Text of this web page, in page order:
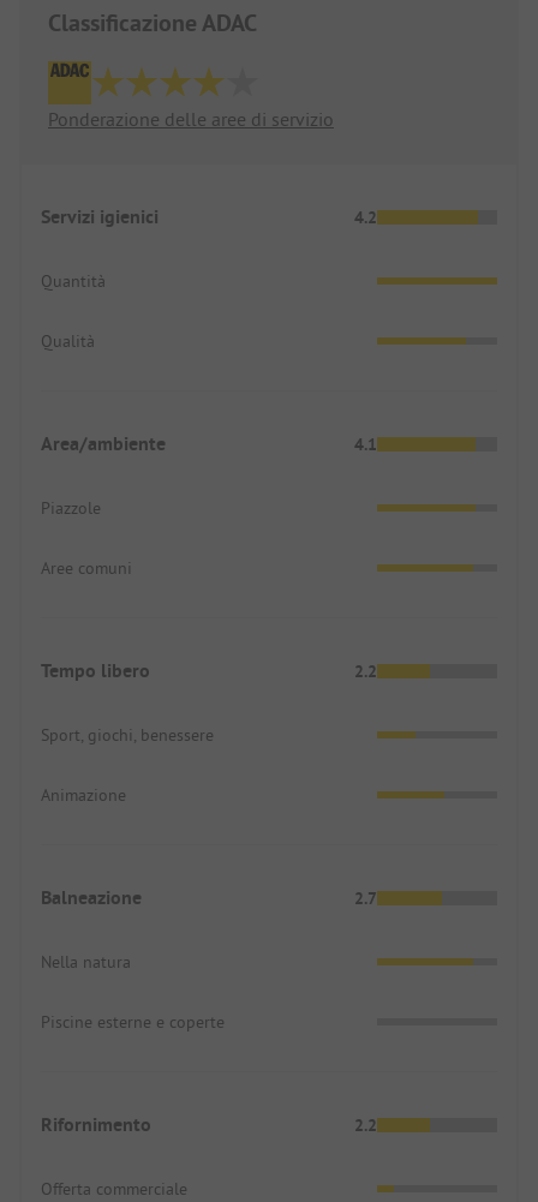
Classificazione ADAC
Ponderazione delle aree di servizio
Servizi igienici 4.2
Quantità
Qualità
Area/ambiente 4.1
Piazzole
Aree comuni
Tempo libero 2.2
Sport, giochi, benessere
Animazione
Balneazione 2.7
Nella natura
Piscine esterne e coperte
Rifornimento 2.2
Offerta commerciale